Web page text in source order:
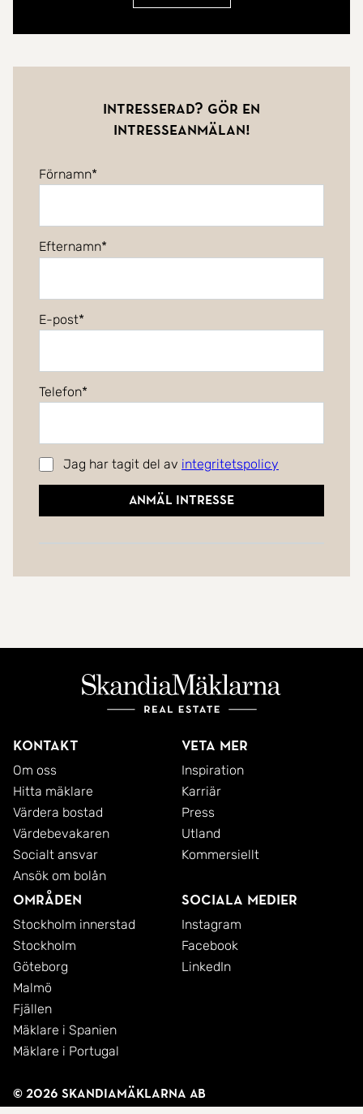
Intresserad? Gör en
intresseanmälan!
Förnamn
Efternamn
E-post
Telefon
Jag har tagit del av integritetspolicy
Anmäl intresse
Kontakt
Om oss
Hitta mäklare
Värdera bostad
Värdebevakaren
Socialt ansvar
Ansök om bolån
Veta mer
Inspiration
Karriär
Press
Utland
Kommersiellt
Områden
Stockholm innerstad
Stockholm
Göteborg
Malmö
Fjällen
Mäklare i Spanien
Mäklare i Portugal
Sociala medier
Instagram
Facebook
LinkedIn
© 2026 SkandiaMäklarna AB